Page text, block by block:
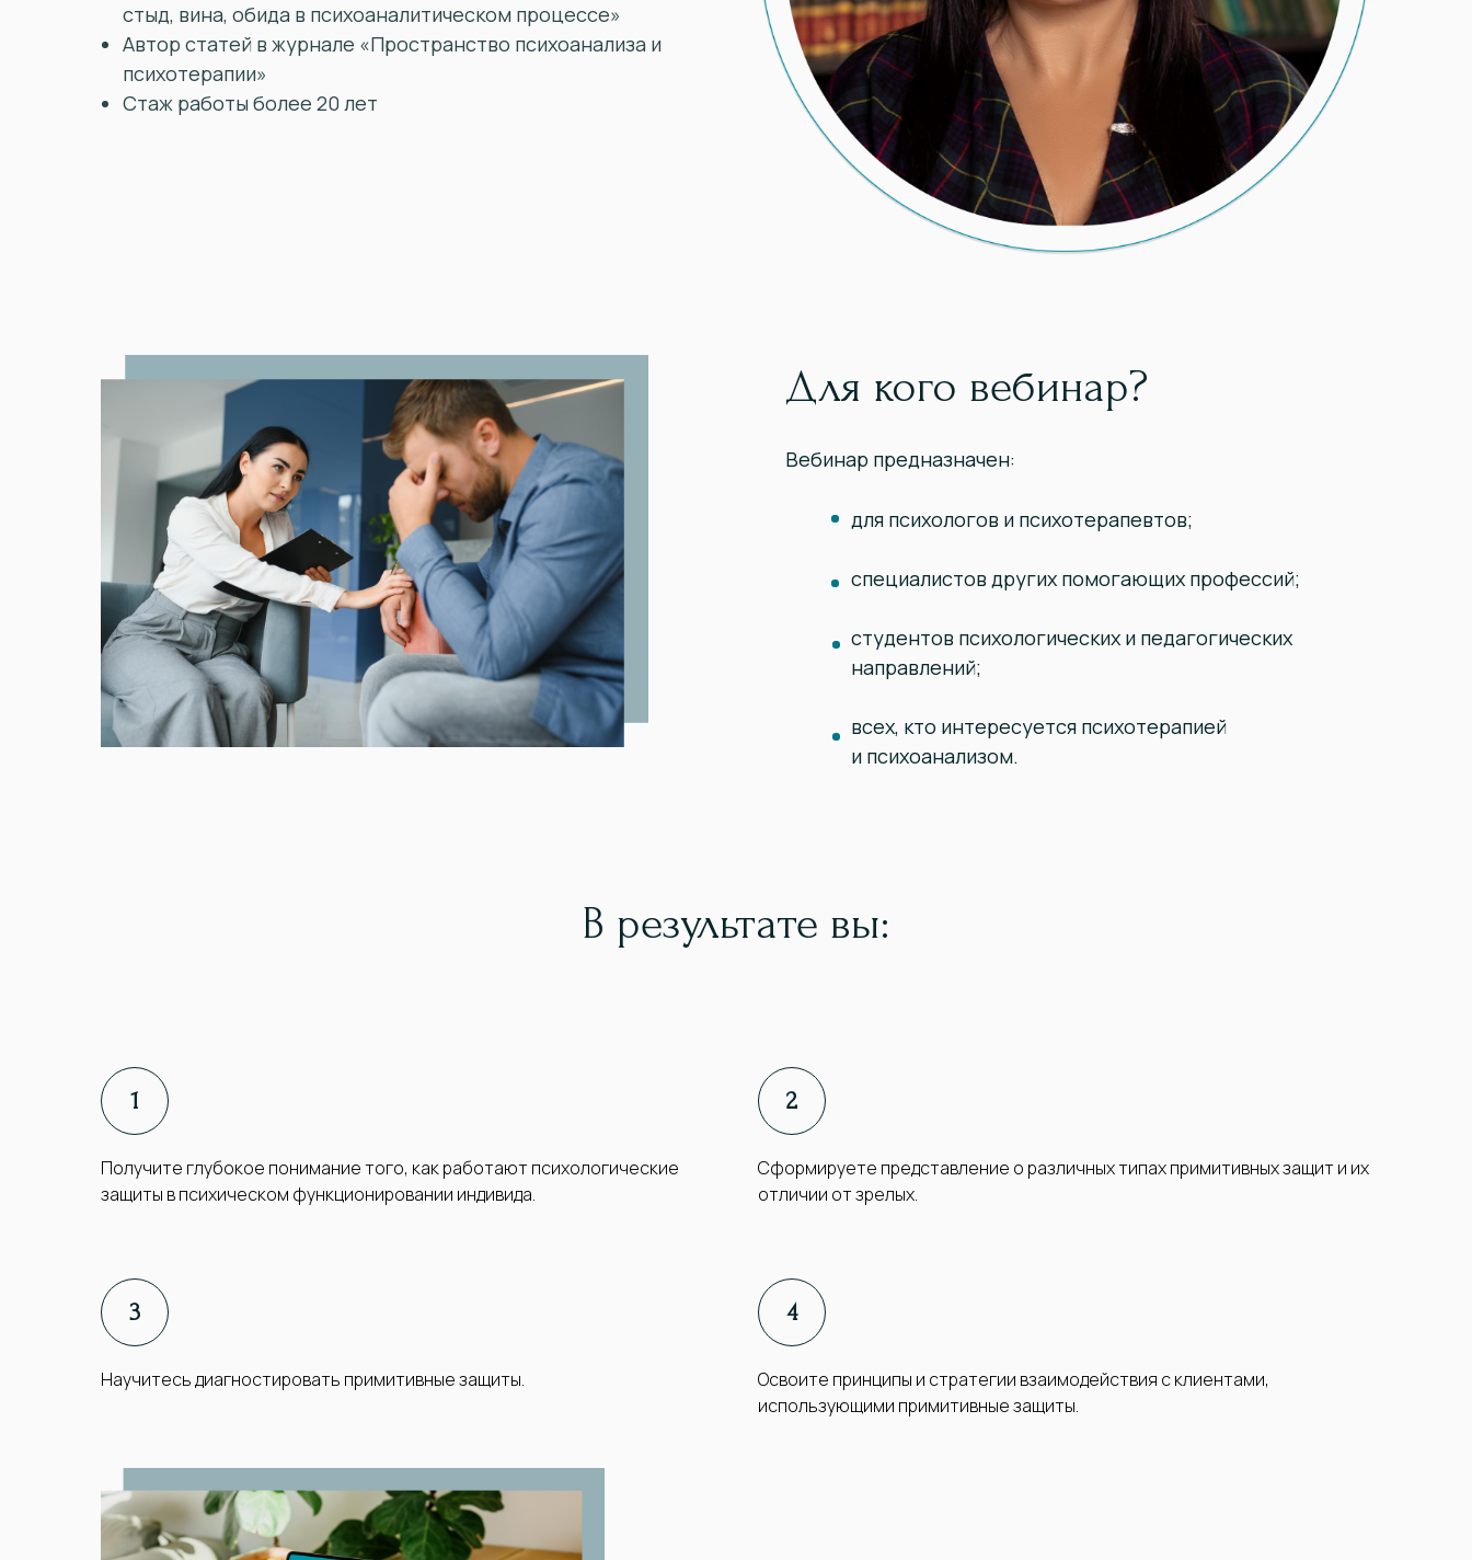
стыд, вина, обида в психоаналитическом процессе»
Автор статей в журнале «Пространство психоанализа и
психотерапии»
Стаж работы более 20 лет
Для кого вебинар?
Вебинар предназначен:
для психологов и психотерапевтов;
специалистов других помогающих профессий;
студентов психологических и педагогических
направлений;
всех, кто интересуется психотерапией
и психоанализом.
В результате вы:
Получите глубокое понимание того, как работают психологические
защиты в психическом функционировании индивида.
Сформируете представление о различных типах примитивных защит и их
отличии от зрелых.
Научитесь диагностировать примитивные защиты.
Освоите принципы и стратегии взаимодействия с клиентами,
использующими примитивные защиты.